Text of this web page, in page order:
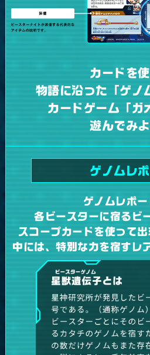
カードを
物語に沿った「ゲノ
カードゲーム「ガ
遊んでみよ
ゲノムレ
ゲノムレポー
各ビースターに宿るビ
スコープカードを使って
中には、特別な力を宿すレ